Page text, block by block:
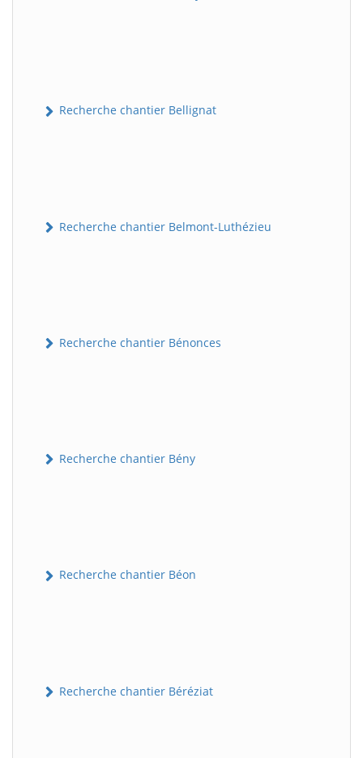
Recherche chantier Bellignat
Recherche chantier Belmont-Luthézieu
Recherche chantier Bénonces
Recherche chantier Bény
Recherche chantier Béon
Recherche chantier Béréziat